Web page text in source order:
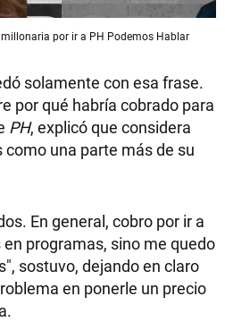
por ir a PH Podemos Hablar
solamente con esa frase.
por qué habría cobrado para
PH, explicó que considera
una parte más de su
En general, cobro por ir a
programas, sino me quedo
sostuvo, dejando en claro
en ponerle un precio